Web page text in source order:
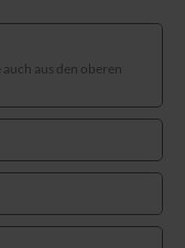
aus den oberen